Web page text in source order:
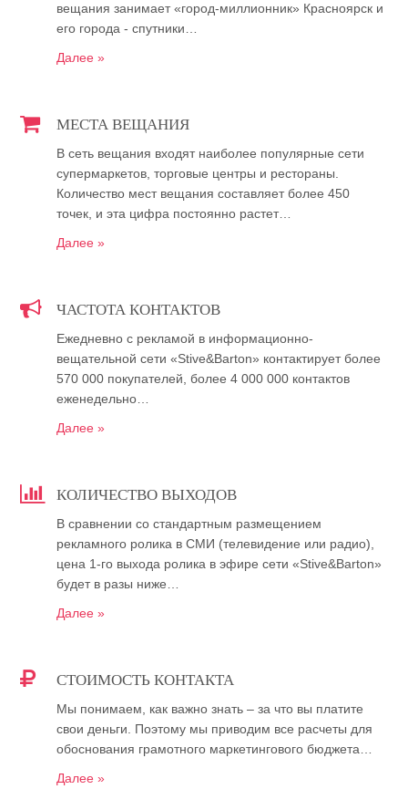
вещания занимает «город-миллионник» Красноярск и
его города - спутники…
Далее »
МЕСТА ВЕЩАНИЯ
В сеть вещания входят наиболее популярные сети
супермаркетов, торговые центры и рестораны.
Количество мест вещания составляет более 450
точек, и эта цифра постоянно растет…
Далее »
ЧАСТОТА КОНТАКТОВ
Ежедневно с рекламой в информационно-
вещательной сети «Stive&Barton» контактирует более
570 000 покупателей, более 4 000 000 контактов
еженедельно…
Далее »
КОЛИЧЕСТВО ВЫХОДОВ
В сравнении со стандартным размещением
рекламного ролика в СМИ (телевидение или радио),
цена 1-го выхода ролика в эфире сети «Stive&Barton»
будет в разы ниже…
Далее »
СТОИМОСТЬ КОНТАКТА
Мы понимаем, как важно знать – за что вы платите
свои деньги. Поэтому мы приводим все расчеты для
обоснования грамотного маркетингового бюджета…
Далее »